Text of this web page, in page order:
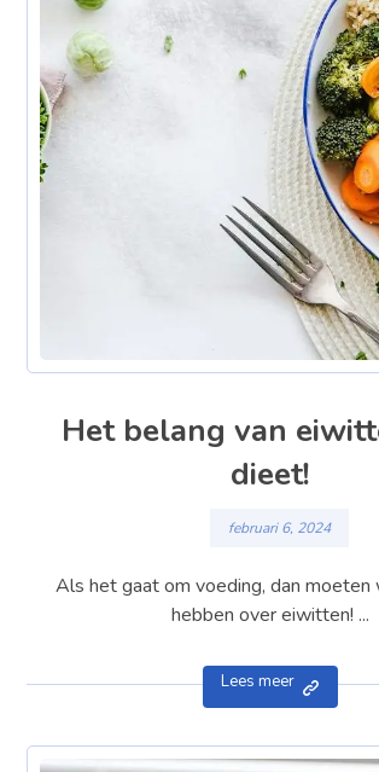
Het belang van
dieet!
februari 6, 2024
Als het gaat om voeding, dan moeten
hebben over eiwitten! ...
Lees meer